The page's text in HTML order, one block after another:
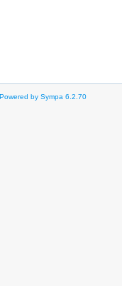
Powered by Sympa 6.2.70